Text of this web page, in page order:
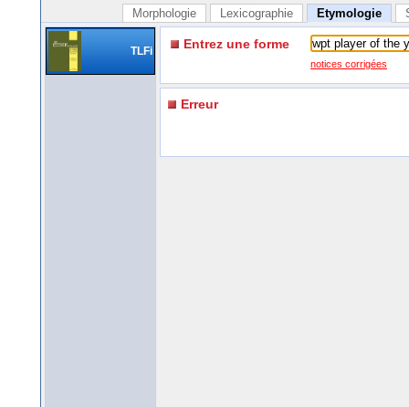
Morphologie Lexicographie Etymologie
TLFi Entrez une forme
notices corrigées
Erreur